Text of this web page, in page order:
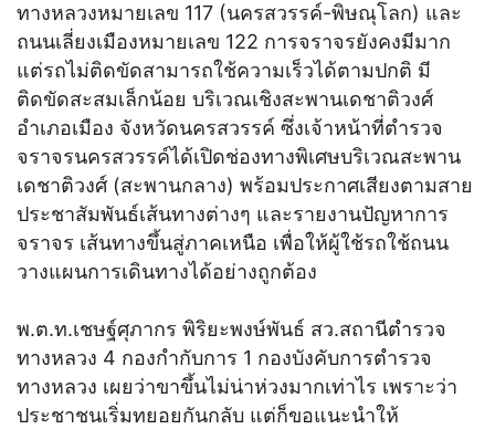
ทางหลวงหมายเลข 117 (นครสวรรค์-พิษณุโลก) และ
ถนนเลี่ยงเมืองหมายเลข 122 การจราจรยังคงมีมาก
แต่รถไม่ติดขัดสามารถใช้ความเร็วได้ตามปกติ มี
ติดขัดสะสมเล็กน้อย บริเวณเชิงสะพานเดชาติวงศ์
อำเภอเมือง จังหวัดนครสวรรค์ ซึ่งเจ้าหน้าที่ตำรวจ
จราจรนครสวรรค์ได้เปิดช่องทางพิเศษบริเวณสะพาน
เดชาติวงศ์ (สะพานกลาง) พร้อมประกาศเสียงตามสาย
ประชาสัมพันธ์เส้นทางต่างๆ และรายงานปัญหาการ
จราจร เส้นทางขึ้นสู่ภาคเหนือ เพื่อให้ผู้ใช้รถใช้ถนน
วางแผนการเดินทางได้อย่างถูกต้อง
พ.ต.ท.เชษฐ์ศุภากร พิริยะพงษ์พันธ์ สว.สถานีตำรวจ
ทางหลวง 4 กองกำกับการ 1 กองบังคับการตำรวจ
ทางหลวง เผยว่าขาขึ้นไม่น่าห่วงมากเท่าไร เพราะว่า
ประชาชนเริ่มทยอยกันกลับ แต่ก็ขอแนะนำให้